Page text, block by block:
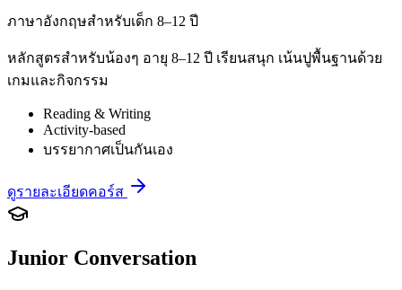
ภาษาอังกฤษสำหรับเด็ก 8–12 ปี
หลักสูตรสำหรับน้องๆ อายุ 8–12 ปี เรียนสนุก เน้นปูพื้นฐานด้วย
เกมและกิจกรรม
Reading & Writing
Activity-based
บรรยากาศเป็นกันเอง
ดูรายละเอียดคอร์ส
Junior Conversation